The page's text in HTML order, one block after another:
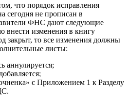
что порядок исправления
сегодня не прописан в
ФНС дают следующие
внести изменения в книгу
закрыт, то все изменения должны
листы:
аннулируется;
с Приложением 1 к Разделу